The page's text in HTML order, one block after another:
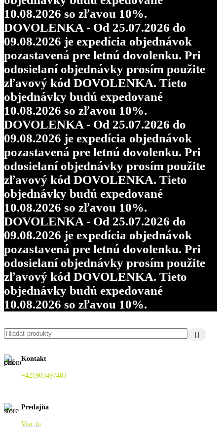
10.08.2026 so zľavou 10%.
DOVOLENKA - Od 25.07.2026 do
09.08.2026 je expedícia objednávok
pozastavená pre letnú dovolenku. Pri
odosielaní objednávky prosím použite
zľavový kód DOVOLENKA. Tieto
objednávky budú expedované
10.08.2026 so zľavou 10%.
DOVOLENKA - Od 25.07.2026 do
09.08.2026 je expedícia objednávok
pozastavená pre letnú dovolenku. Pri
odosielaní objednávky prosím použite
zľavový kód DOVOLENKA. Tieto
objednávky budú expedované
10.08.2026 so zľavou 10%.
DOVOLENKA - Od 25.07.2026 do
09.08.2026 je expedícia objednávok
pozastavená pre letnú dovolenku. Pri
odosielaní objednávky prosím použite
zľavový kód DOVOLENKA. Tieto
objednávky budú expedované
10.08.2026 so zľavou 10%.
Kontakt
+421903497403
Predajňa
Viac tu